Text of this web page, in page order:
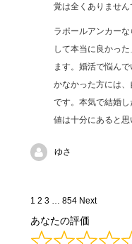
覚は全くありません
ラポールアンカー
して本当に良かっ
ます。婚活で悩ん
かなかった方には
です。本気で結婚
値は十分にあると思
ゆさ
Site
Reviews
navigation
Page
1 Page
2 Page
3 Page
854 Next
あなたの評価